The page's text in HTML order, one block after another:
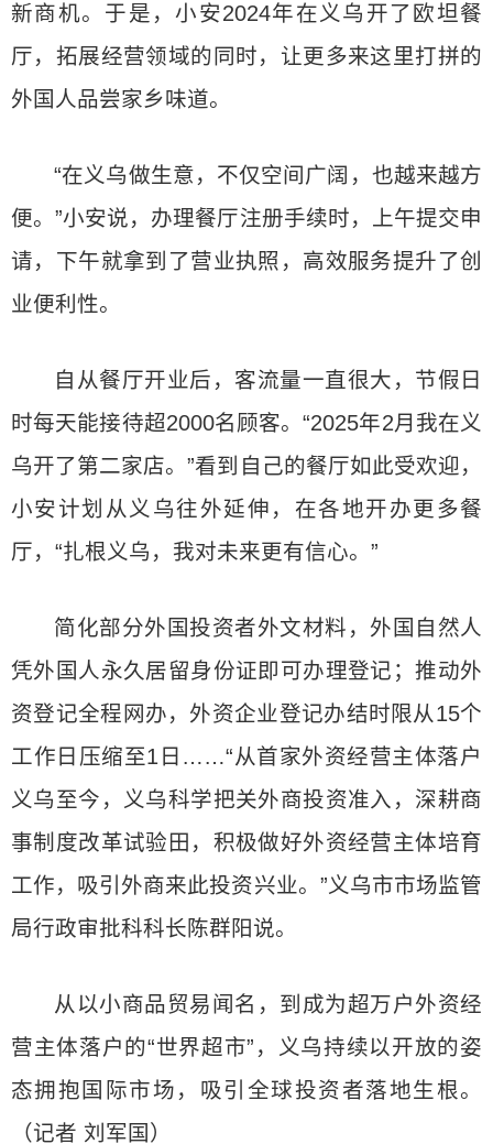
新商机。于是，小安2024年在义乌开了欧坦餐
厅，拓展经营领域的同时，让更多来这里打拼的
外国人品尝家乡味道。
“在义乌做生意，不仅空间广阔，也越来越方
便。”小安说，办理餐厅注册手续时，上午提交申
请，下午就拿到了营业执照，高效服务提升了创
业便利性。
自从餐厅开业后，客流量一直很大，节假日
时每天能接待超2000名顾客。“2025年2月我在义
乌开了第二家店。”看到自己的餐厅如此受欢迎，
小安计划从义乌往外延伸，在各地开办更多餐
厅，“扎根义乌，我对未来更有信心。”
简化部分外国投资者外文材料，外国自然人
凭外国人永久居留身份证即可办理登记；推动外
资登记全程网办，外资企业登记办结时限从15个
工作日压缩至1日……“从首家外资经营主体落户
义乌至今，义乌科学把关外商投资准入，深耕商
事制度改革试验田，积极做好外资经营主体培育
工作，吸引外商来此投资兴业。”义乌市市场监管
局行政审批科科长陈群阳说。
从以小商品贸易闻名，到成为超万户外资经
营主体落户的“世界超市”，义乌持续以开放的姿
态拥抱国际市场，吸引全球投资者落地生根。
（记者 刘军国）